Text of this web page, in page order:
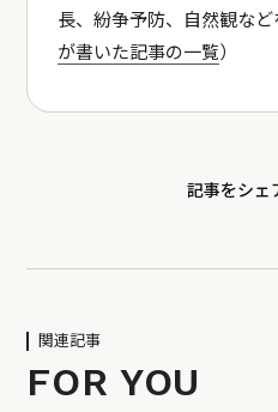
長、紛争予防、自然観な
が書いた記事の一覧）
記事をシェ
関連記事
FOR YOU